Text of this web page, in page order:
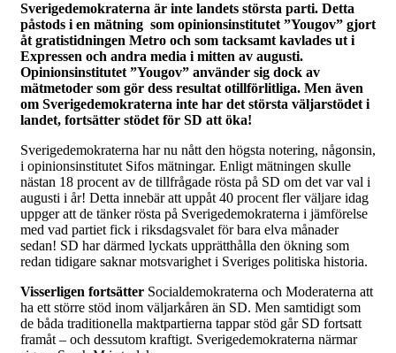
Sverigedemokraterna är inte landets största parti. Detta
påstods i en mätning som opinionsinstitutet ”Yougov” gjort
åt gratistidningen Metro och som tacksamt kavlades ut i
Expressen och andra media i mitten av augusti.
Opinionsinstitutet ”Yougov” använder sig dock av
mätmetoder som gör dess resultat otillförlitliga. Men även
om Sverigedemokraterna inte har det största väljarstödet i
landet, fortsätter stödet för SD att öka!
Sverigedemokraterna har nu nått den högsta notering, någonsin,
i opinionsinstitutet Sifos mätningar. Enligt mätningen skulle
nästan 18 procent av de tillfrågade rösta på SD om det var val i
augusti i år! Detta innebär att uppåt 40 procent fler väljare idag
uppger att de tänker rösta på Sverigedemokraterna i jämförelse
med vad partiet fick i riksdagsvalet för bara elva månader
sedan! SD har därmed lyckats upprätthålla den ökning som
redan tidigare saknar motsvarighet i Sveriges politiska historia.
Visserligen fortsätter Socialdemokraterna och Moderaterna att
ha ett större stöd inom väljarkåren än SD. Men samtidigt som
de båda traditionella maktpartierna tappar stöd går SD fortsatt
framåt – och dessutom kraftigt. Sverigedemokraterna närmar